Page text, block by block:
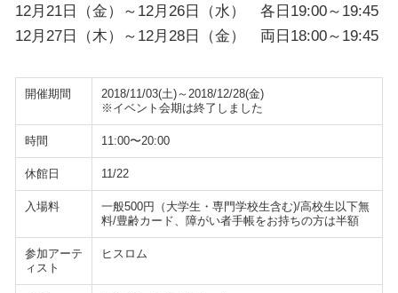
12月21日（金）～12月26日（水） 各日19:00～19:45
12月27日（木）～12月28日（金） 両日18:00～19:45
開催期間
2018/11/03(土)～2018/12/28(金)
※イベント会期は終了しました
時間 11:00〜20:00
休館日 11/22
入場料
一般500円（大学生・専門学校生含む)/高校生以下無
料/豊齢カード、障がい者手帳をお持ちの方は半額
参加アーテ
ィスト
ヒスロム